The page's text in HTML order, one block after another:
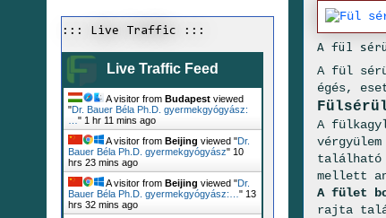
A fül
A fül
égés,
A
található
mellett
A fület
rajta
::: Live Traffic :::
Live Traffic Feed
A visitor from Budapest viewed
"Dr. Bauer Béla Ph.D. gyermekgyógyász:
" 1 hr 11 mins ago
A visitor from Beijing viewed "Dr.
Bauer Béla Ph.D. gyermekgyógyász" 10
hrs 23 mins ago
A visitor from Beijing viewed "Dr.
Bauer Béla Ph.D. gyermekgyógyász:… " 13
hrs 32 mins ago